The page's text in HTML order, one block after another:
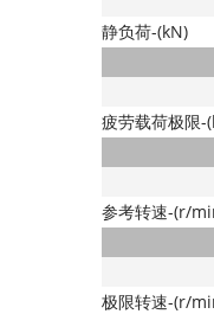
静负荷-(kN)
疲劳载荷极限-
参考转速-(r/
极限转速-(r/